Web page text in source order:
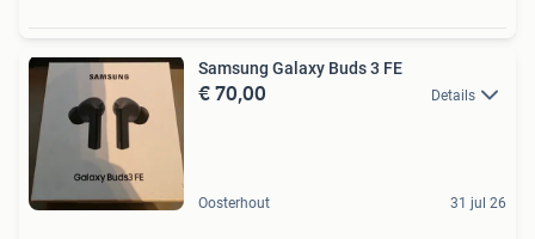
Samsung Galaxy Buds 3 FE
€ 70,00 Details
Oosterhout 31 jul 26